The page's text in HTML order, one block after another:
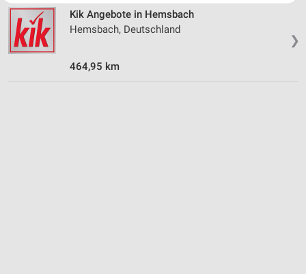
❯
Kik Angebote in Hemsbach
Hemsbach, Deutschland
464,95 km
Website/App.
Partnerliste anzeigen (1 IAB-Anbieter)
Wir nutzen Ihre Daten für folgende Zwecke: